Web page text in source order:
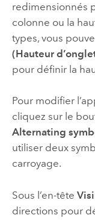
redimensionnés
colonne ou la
types, vous
(Hauteur
pour définir la
Pour modifier
cliquez sur le
Alternating
utiliser deux
carroyage.
Sous l’en-tête
directions pour